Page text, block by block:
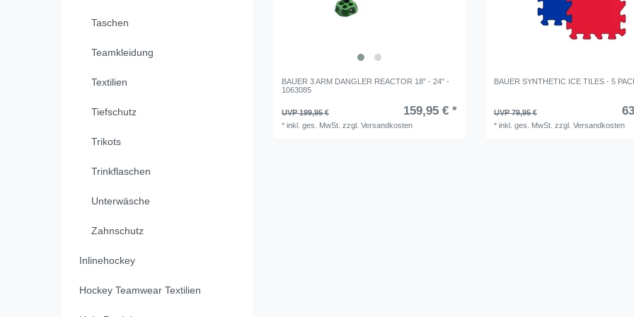
Taschen
Teamkleidung
Textilien
Tiefschutz
Trikots
Trinkflaschen
Unterwäsche
Zahnschutz
Inlinehockey
Hockey Teamwear Textilien
BAUER 3 ARM DANGLER REACTOR 18" - 24" -
1063085
UVP 199,95 € 159,95 € *
*inkl. ges. MwSt. zzgl.Versandkosten
BAUER SYNTHETIC ICE TILES - 5
UVP 79,95 €
*inkl. ges. MwSt. zzgl.Versandkosten